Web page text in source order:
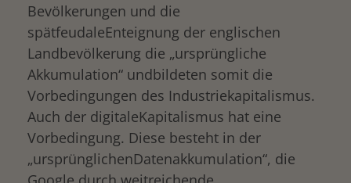
Bevölkerungen und die
spätfeudaleEnteignung der englischen
Landbevölkerung die „ursprüngliche
Akkumulation“ undbildeten somit die
Vorbedingungen des Industriekapitalismus.
Auch der digitaleKapitalismus hat eine
Vorbedingung. Diese besteht in der
„ursprünglichenDatenakkumulation“, die